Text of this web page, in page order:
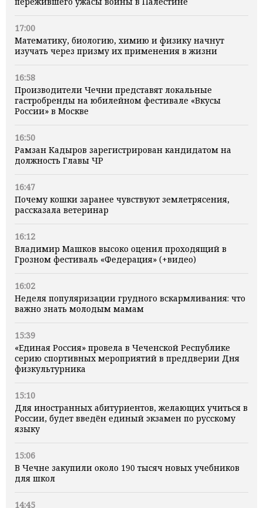
17:00
Математику, биологию, химию и физику начнут
изучать через призму их применения в жизни
16:58
Производители Чечни представят локальные
гастробренды на юбилейном фестивале «Вкусы
России» в Москве
16:50
Рамзан Кадыров зарегистрирован кандидатом на
должность Главы ЧР
16:47
Почему кошки заранее чувствуют землетрясения,
рассказала ветеринар
16:12
Владимир Машков высоко оценил проходящий в
Грозном фестиваль «Федерация» (+видео)
16:02
Неделя популяризации грудного вскармливания: что
важно знать молодым мамам
15:39
«Единая Россия» провела в Чеченской Республике
серию спортивных мероприятий в преддверии Дня
физкультурника
15:10
Для иностранных абитуриентов, желающих учиться в
России, будет введён единый экзамен по русскому
языку
15:06
В Чечне закупили около 190 тысяч новых учебников
для школ
14:45